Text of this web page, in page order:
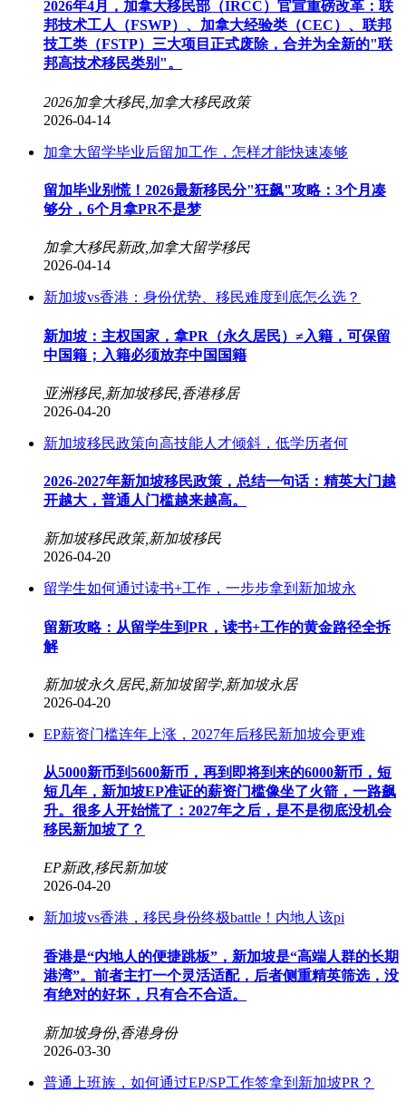
2026年4月，加拿大移民部（IRCC）官宣重磅改革：联
邦技术工人（FSWP）、加拿大经验类（CEC）、联邦
技工类（FSTP）三大项目正式废除，合并为全新的"联
邦高技术移民类别"。
2026加拿大移民,加拿大移民政策
2026-04-14
加拿大留学毕业后留加工作，怎样才能快速凑够
留加毕业别慌！2026最新移民分"狂飙"攻略：3个月凑
够分，6个月拿PR不是梦
加拿大移民新政,加拿大留学移民
2026-04-14
新加坡vs香港：身份优势、移民难度到底怎么选？
新加坡：主权国家，拿PR（永久居民）≠入籍，可保留
中国籍；入籍必须放弃中国国籍
亚洲移民,新加坡移民,香港移居
2026-04-20
新加坡移民政策向高技能人才倾斜，低学历者何
2026-2027年新加坡移民政策，总结一句话：精英大门越
开越大，普通人门槛越来越高。
新加坡移民政策,新加坡移民
2026-04-20
留学生如何通过读书+工作，一步步拿到新加坡永
留新攻略：从留学生到PR，读书+工作的黄金路径全拆
解
新加坡永久居民,新加坡留学,新加坡永居
2026-04-20
EP薪资门槛连年上涨，2027年后移民新加坡会更难
从5000新币到5600新币，再到即将到来的6000新币，短
短几年，新加坡EP准证的薪资门槛像坐了火箭，一路飙
升。很多人开始慌了：2027年之后，是不是彻底没机会
移民新加坡了？
EP新政,移民新加坡
2026-04-20
新加坡vs香港，移民身份终极battle！内地人该pi
香港是“内地人的便捷跳板”，新加坡是“高端人群的长期
港湾”。前者主打一个灵活适配，后者侧重精英筛选，没
有绝对的好坏，只有合不合适。
新加坡身份,香港身份
2026-03-30
普通上班族，如何通过EP/SP工作签拿到新加坡PR？